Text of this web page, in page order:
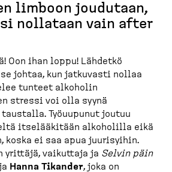
limboon joudutaan,
nollataan vain after
Oon ihan loppu! Lähdetkö
johtaa, kun jatkuvasti nollaa
tunteet alkoholin
stressi voi olla syynä
Työuupunut joutuu
itselää­kitään alkoholilla eikä
koska ei saa apua juurisyihin.
yrittäjä, vaikuttaja ja Selvin päin
Hanna Tikander, joka on